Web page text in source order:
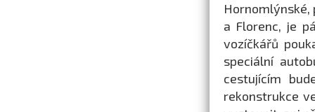
Hornomlýnské,
a Florenc, je
vozíčkářů
speciální
cestujícím
rekonstrukce